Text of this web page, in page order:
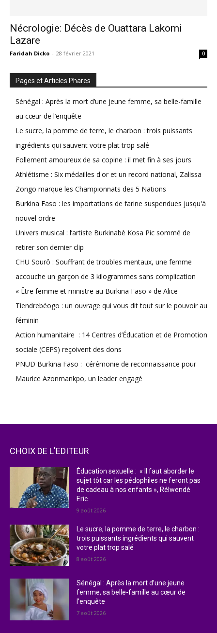
Nécrologie: Décès de Ouattara Lakomi
Lazare
Faridah Dicko - 28 février 2021 0
Pages et Articles Phares
Sénégal : Après la mort d’une jeune femme, sa belle-famille
au cœur de l’enquête
Le sucre, la pomme de terre, le charbon : trois puissants
ingrédients qui sauvent votre plat trop salé
Follement amoureux de sa copine : il met fin à ses jours
Athlétisme : Six médailles d'or et un record national, Zalissa
Zongo marque les Championnats des 5 Nations
Burkina Faso : les importations de farine suspendues jusqu'à
nouvel ordre
Univers musical : l’artiste Burkinabè Kosa Pic sommé de
retirer son dernier clip
CHU Sourô : Souffrant de troubles mentaux, une femme
accouche un garçon de 3 kilogrammes sans complication
« Être femme et ministre au Burkina Faso » de Alice
Tiendrebéogo : un ouvrage qui vous dit tout sur le pouvoir au
féminin
Action humanitaire : 14 Centres d’Éducation et de Promotion
sociale (CEPS) reçoivent des dons
PNUD Burkina Faso : cérémonie de reconnaissance pour
Maurice Azonmankpo, un leader engagé
CHOIX DE L'EDITEUR
Éducation sexuelle : « Il faut aborder le
sujet tôt car les pédophiles ne feront pas
de cadeau à nos enfants », Rélwendé
Eric...
9 août 2026
Le sucre, la pomme de terre, le charbon :
trois puissants ingrédients qui sauvent
votre plat trop salé
8 août 2026
Sénégal : Après la mort d’une jeune
femme, sa belle-famille au cœur de
l’enquête
7 août 2026